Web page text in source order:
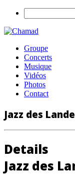
Groupe
Concerts
Musique
Vidéos
Photos
Contact
Jazz des
Details
Jazz des